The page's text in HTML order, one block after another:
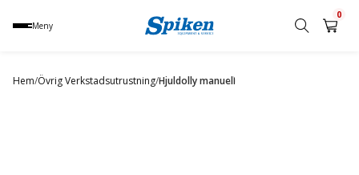
Meny
namn,
0
Hem/Övrig Verkstadsutrustning/Hjuldolly manuell